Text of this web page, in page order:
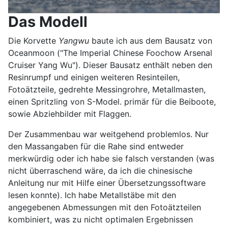
Das Modell
Die Korvette Yangwu baute ich aus dem Bausatz von
Oceanmoon ("The Imperial Chinese Foochow Arsenal
Cruiser Yang Wu"). Dieser Bausatz enthält neben den
Resinrumpf und einigen weiteren Resinteilen,
Fotoätzteile, gedrehte Messingrohre, Metallmasten,
einen Spritzling von S-Model. primär für die Beiboote,
sowie Abziehbilder mit Flaggen.
Der Zusammenbau war weitgehend problemlos. Nur
den Massangaben für die Rahe sind entweder
merkwürdig oder ich habe sie falsch verstanden (was
nicht überraschend wäre, da ich die chinesische
Anleitung nur mit Hilfe einer Übersetzungssoftware
lesen konnte). Ich habe Metallstäbe mit den
angegebenen Abmessungen mit den Fotoätzteilen
kombiniert, was zu nicht optimalen Ergebnissen